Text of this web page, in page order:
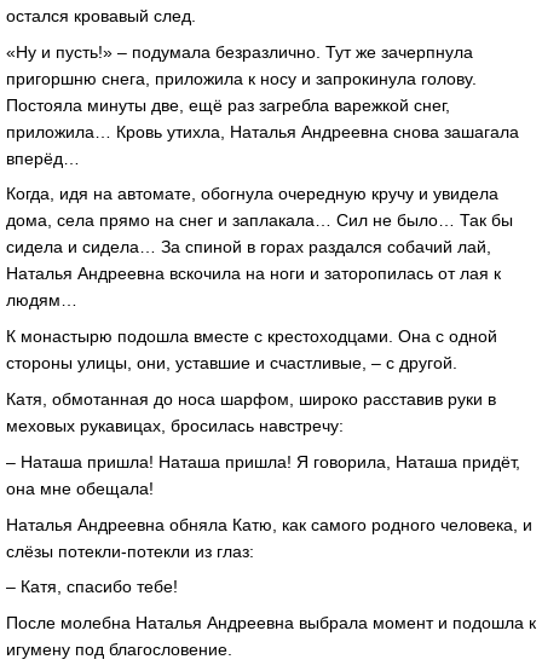
остался кровавый след.
«Ну и пусть!» – подумала безразлично. Тут же зачерпнула
пригоршню снега, приложила к носу и запрокинула голову.
Постояла минуты две, ещё раз загребла варежкой снег,
приложила… Кровь утихла, Наталья Андреевна снова зашагала
вперёд…
Когда, идя на автомате, обогнула очередную кручу и увидела
дома, села прямо на снег и заплакала… Сил не было… Так бы
сидела и сидела… За спиной в горах раздался собачий лай,
Наталья Андреевна вскочила на ноги и заторопилась от лая к
людям…
К монастырю подошла вместе с крестоходцами. Она с одной
стороны улицы, они, уставшие и счастливые, – с другой.
Катя, обмотанная до носа шарфом, широко расставив руки в
меховых рукавицах, бросилась навстречу:
– Наташа пришла! Наташа пришла! Я говорила, Наташа придёт,
она мне обещала!
Наталья Андреевна обняла Катю, как самого родного человека, и
слёзы потекли-потекли из глаз:
– Катя, спасибо тебе!
После молебна Наталья Андреевна выбрала момент и подошла к
игумену под благословение.